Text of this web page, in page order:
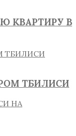
КВАРТИРУ В
ТБИЛИСИ